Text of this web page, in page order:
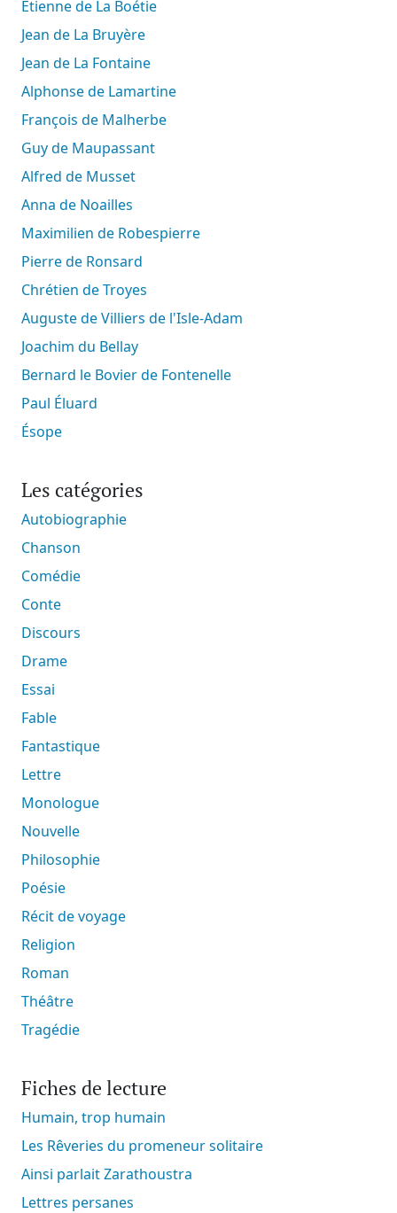
Étienne de La Boétie
Jean de La Bruyère
Jean de La Fontaine
Alphonse de Lamartine
François de Malherbe
Guy de Maupassant
Alfred de Musset
Anna de Noailles
Maximilien de Robespierre
Pierre de Ronsard
Chrétien de Troyes
Auguste de Villiers de l'Isle-Adam
Joachim du Bellay
Bernard le Bovier de Fontenelle
Paul Éluard
Ésope
Les catégories
Autobiographie
Chanson
Comédie
Conte
Discours
Drame
Essai
Fable
Fantastique
Lettre
Monologue
Nouvelle
Philosophie
Poésie
Récit de voyage
Religion
Roman
Théâtre
Tragédie
Fiches de lecture
Humain, trop humain
Les Rêveries du promeneur solitaire
Ainsi parlait Zarathoustra
Lettres persanes